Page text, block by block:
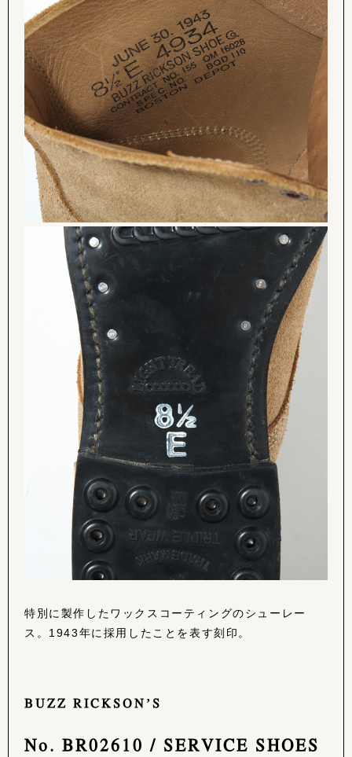
特別に製作したワックスコーティングのシューレー
ス。1943年に採用したことを表す刻印。
BUZZ RICKSON’S
No. BR02610 / SERVICE SHOES